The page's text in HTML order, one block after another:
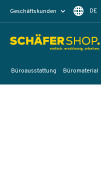
Geschäftskunden DE
Büroausstattung Büromaterial